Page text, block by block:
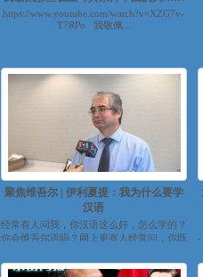
https://www.youtube.com/watch?v=XZG7v-
T7RPo 我敬佩...
聚焦维吾尔 | 伊利夏提：我为什么要学
汉语
经常有人问我，你汉语这么好，怎么学的？
你会维吾尔语吗？网上更有人经常问，你既
-